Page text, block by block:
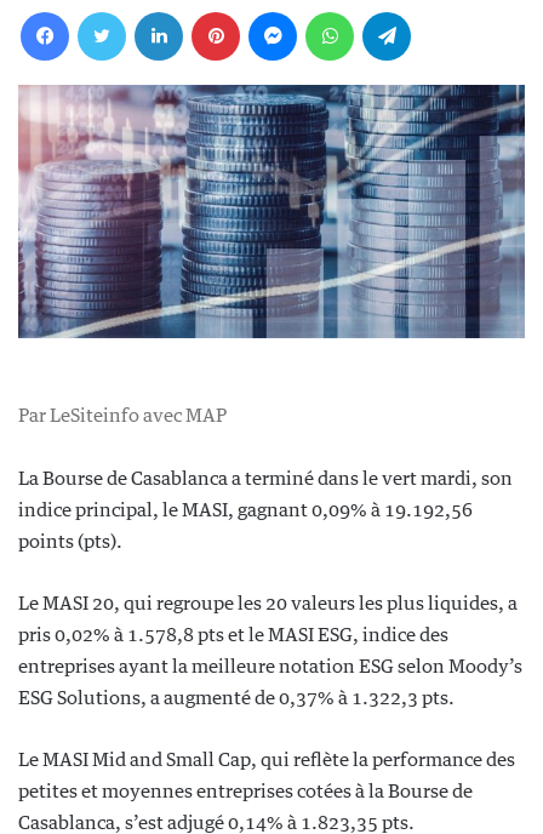
Par LeSiteinfo avec MAP
La Bourse de Casablanca a terminé dans le vert mardi, son
indice principal, le MASI, gagnant 0,09% à 19.192,56
points (pts).
Le MASI 20, qui regroupe les 20 valeurs les plus liquides, a
pris 0,02% à 1.578,8 pts et le MASI ESG, indice des
entreprises ayant la meilleure notation ESG selon Moody’s
ESG Solutions, a augmenté de 0,37% à 1.322,3 pts.
Le MASI Mid and Small Cap, qui reflète la performance des
petites et moyennes entreprises cotées à la Bourse de
Casablanca, s’est adjugé 0,14% à 1.823,35 pts.